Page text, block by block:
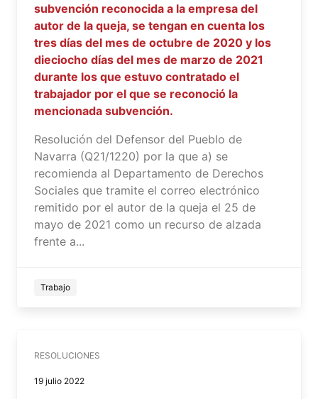
subvención reconocida a la empresa del
autor de la queja, se tengan en cuenta los
tres días del mes de octubre de 2020 y los
dieciocho días del mes de marzo de 2021
durante los que estuvo contratado el
trabajador por el que se reconoció la
mencionada subvención.
Resolución del Defensor del Pueblo de
Navarra (Q21/1220) por la que a) se
recomienda al Departamento de Derechos
Sociales que tramite el correo electrónico
remitido por el autor de la queja el 25 de
mayo de 2021 como un recurso de alzada
frente a...
Trabajo
RESOLUCIONES
19 julio 2022